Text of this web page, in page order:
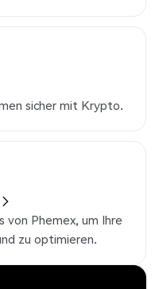
sicher mit Krypto.
von Phemex, um Ihre
zu optimieren.